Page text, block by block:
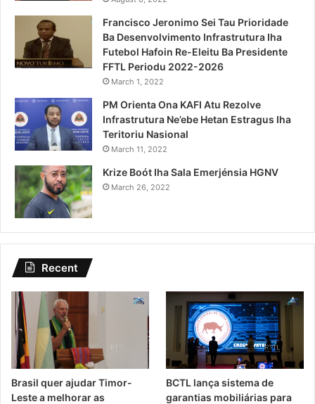
Francisco Jeronimo Sei Tau Prioridade
Ba Desenvolvimento Infrastrutura Iha
Futebol Hafoin Re-Eleitu Ba Presidente
FFTL Periodu 2022-2026
March 1, 2022
PM Orienta Ona KAFI Atu Rezolve
Infrastrutura Ne’ebe Hetan Estragus Iha
Teritoriu Nasional
March 11, 2022
Krize Boót Iha Sala Emerjénsia HGNV
March 26, 2022
Recent
Brasil quer ajudar Timor-
Leste a melhorar as
BCTL lança sistema de
garantias mobiliárias para